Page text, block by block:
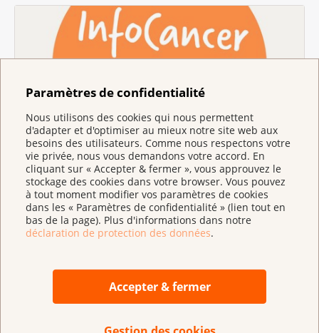
Paramètres de confidentialité
Nous utilisons des cookies qui nous permettent
d'adapter et d'optimiser au mieux notre site web aux
besoins des utilisateurs. Comme nous respectons votre
vie privée, nous vous demandons votre accord. En
cliquant sur « Accepter & fermer », vous approuvez le
stockage des cookies dans votre browser. Vous pouvez
à tout moment modifier vos paramètres de cookies
dans les « Paramètres de confidentialité » (lien tout en
bas de la page). Plus d'informations dans notre
déclaration de protection des données.
Accepter & fermer
Conseil et soutien
Vous avez des questions sur le cancer ?
Contactez InfoCancer ou demandez conseil à
une ligue dans votre région.